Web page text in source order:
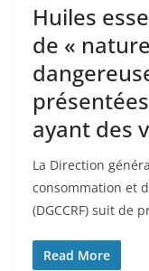
Huiles
de «
ayant des
La Direction
consommation et
(DGCCRF) suit de
Read More